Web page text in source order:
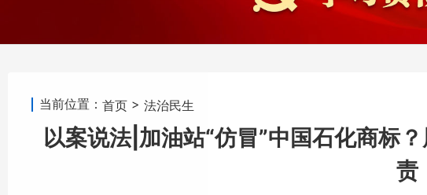
当前位置： 首页 > 法治民生
以案说法|加油站“仿冒”中国石化商标
责